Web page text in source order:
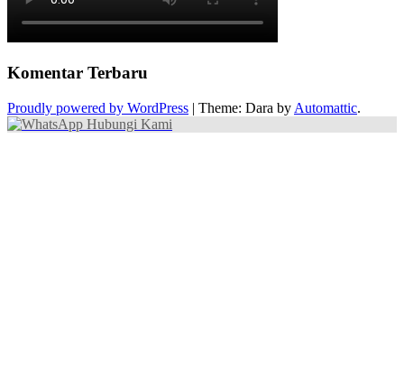
Komentar Terbaru
Proudly powered by WordPress | Theme: Dara by Automattic.
Hubungi Kami